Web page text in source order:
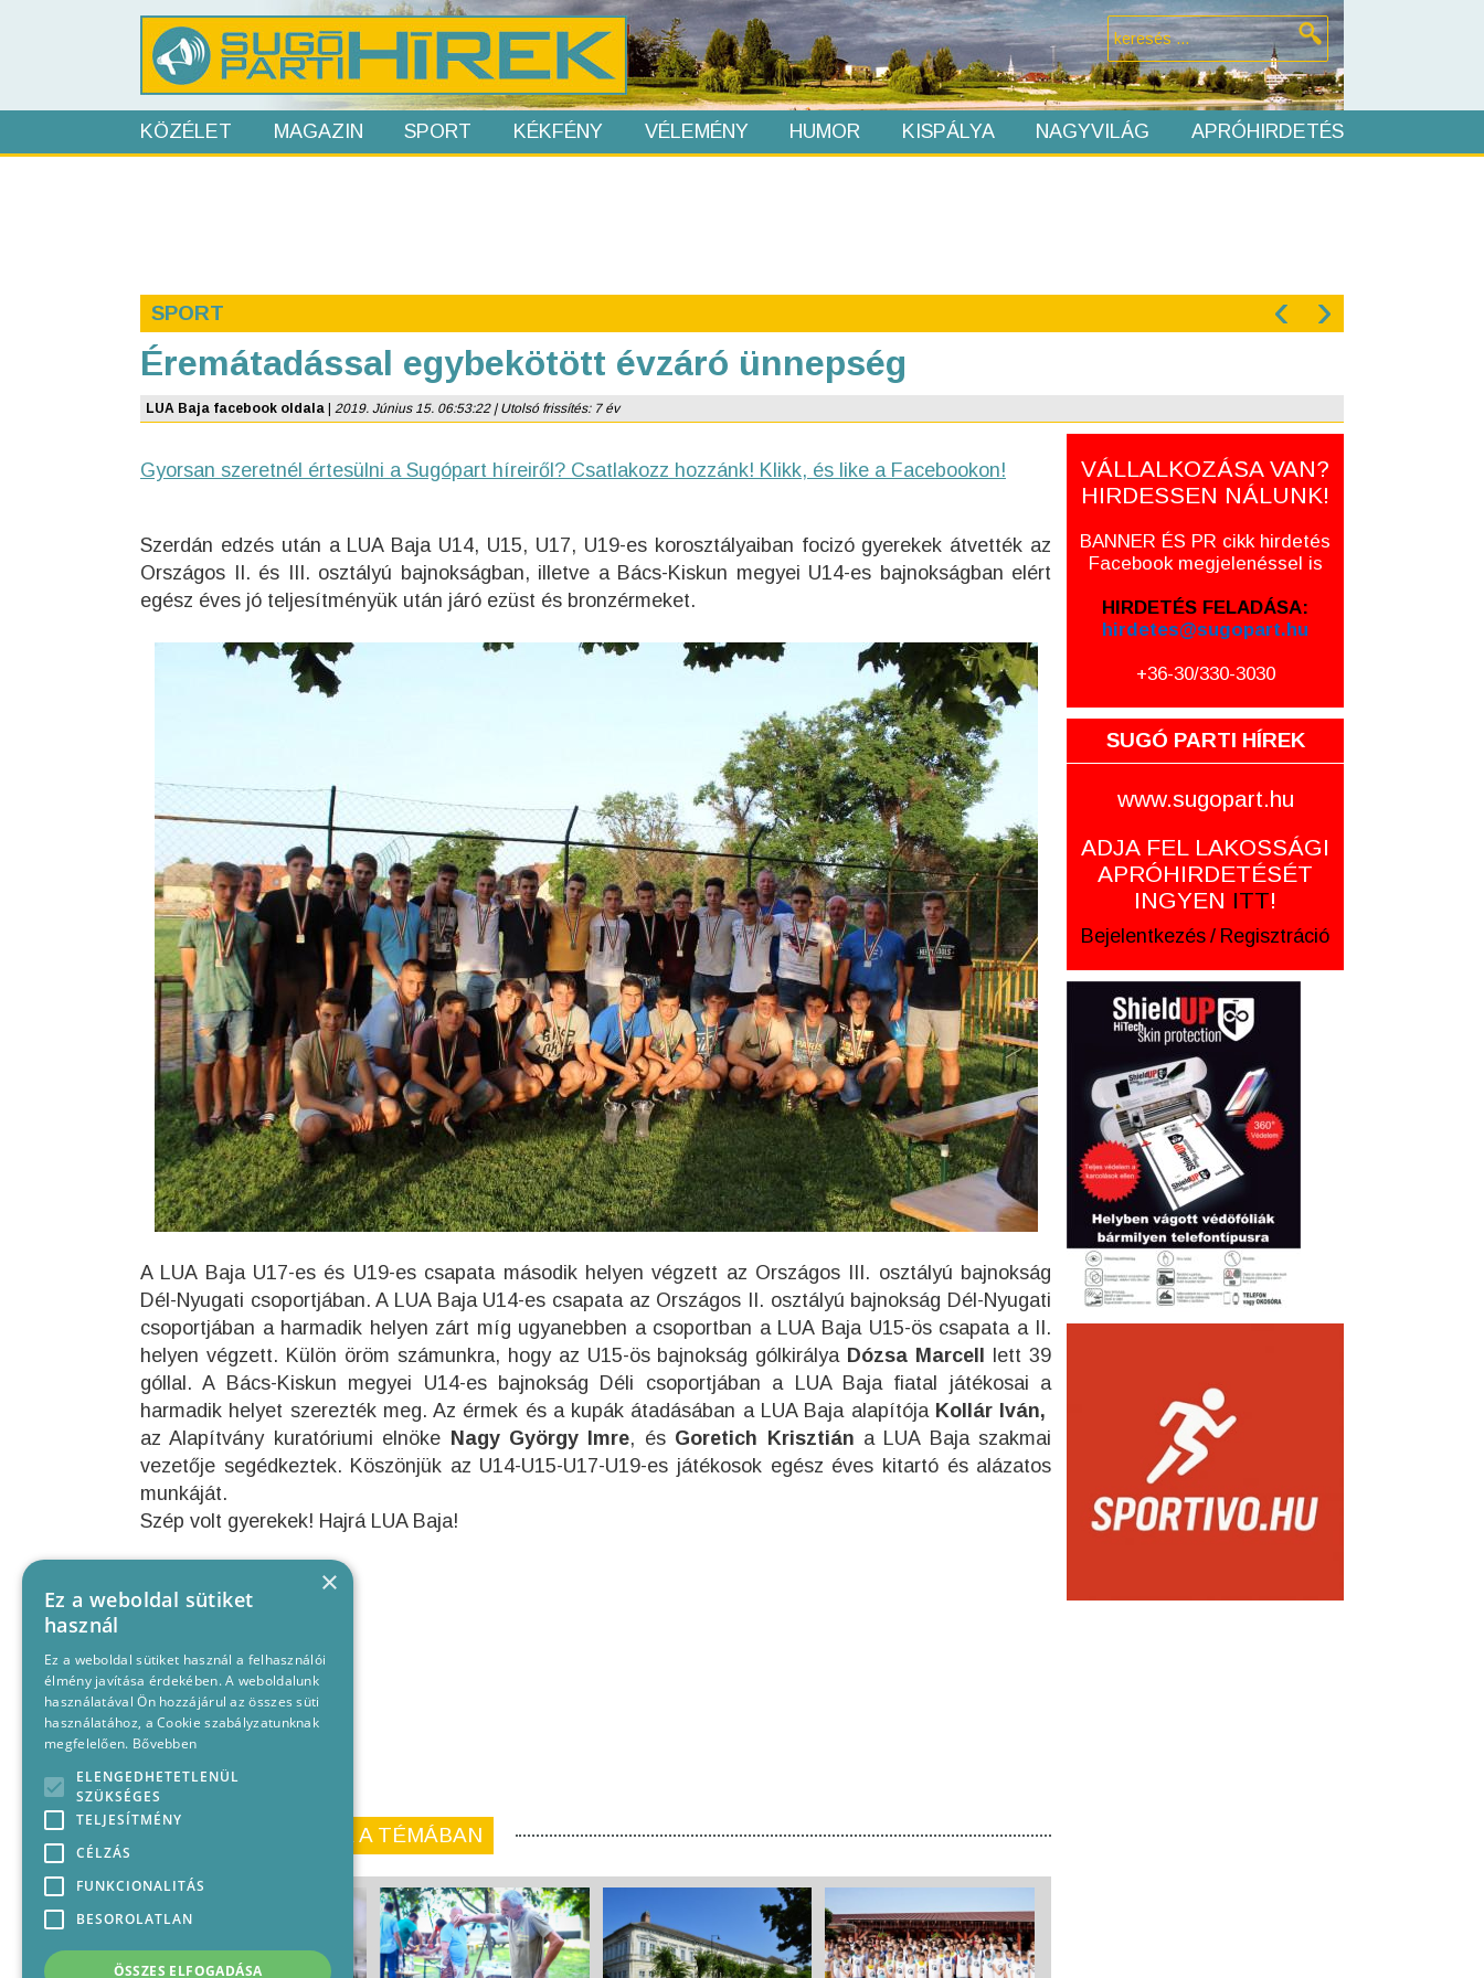
KÖZÉLET MAGAZIN SPORT KÉKFÉNY VÉLEMÉNY HUMOR KISPÁLYA NAGYVILÁG APRÓHIRDETÉS
SPORT ‹ ›
Éremátadással egybekötött évzáró ünnepség
LUA Baja facebook oldala 2019. Június 15. 06:53:22 | Utolsó frissítés: 7 év
Gyorsan szeretnél értesülni a Sugópart híreiről? Csatlakozz hozzánk! Klikk, és like a Facebookon!
Szerdán edzés után a LUA Baja U14, U15, U17, U19-es korosztályaiban focizó gyerekek átvették az
Országos II. és III. osztályú bajnokságban, illetve a Bács-Kiskun megyei U14-es bajnokságban elért
egész éves jó teljesítményük után járó ezüst és bronzérmeket.
A LUA Baja U17-es és U19-es csapata második helyen végzett az Országos III. osztályú bajnokság
Dél-Nyugati csoportjában. A LUA Baja U14-es csapata az Országos II. osztályú bajnokság Dél-Nyugati
csoportjában a harmadik helyen zárt míg ugyanebben a csoportban a LUA Baja U15-ös csapata a II.
helyen végzett. Külön öröm számunkra, hogy az U15-ös bajnokság gólkirálya Dózsa Marcell
lett 39
góllal. A Bács-Kiskun megyei U14-es bajnokság Déli csoportjában a LUA Baja fiatal játékosai a
harmadik helyet szerezték meg. Az érmek és a kupák átadásában a LUA Baja alapítója Kollár Iván,
az Alapítvány kuratóriumi elnöke Nagy György Imre, és Goretich Krisztián a LUA Baja szakmai
vezetője segédkeztek. Köszönjük az U14-U15-U17-U19-es játékosok egész éves kitartó és alázatos
munkáját.
Szép volt gyerekek! Hajrá LUA Baja!
KORÁBBI CIKKEINK A TÉMÁBAN
VÁLLALKOZÁSA VAN?
HIRDESSEN NÁLUNK!
BANNER ÉS PR cikk hirdetés
Facebook megjelenéssel is
HIRDETÉS FELADÁSA:
hirdetes@sugopart.hu
+36-30/330-3030
SUGÓ PARTI HÍREK
www.sugopart.hu
ADJA FEL LAKOSSÁGI
APRÓHIRDETÉSÉT
INGYEN ITT!
Bejelentkezés / Regisztráció
×
Ez a weboldal sütiket
használ
Ez a weboldal sütiket használ a felhasználói
élmény javítása érdekében. A weboldalunk
használatával Ön hozzájárul az összes süti
használatához, a Cookie szabályzatunknak
megfelelően. Bővebben
ELENGEDHETETLENÜL
SZÜKSÉGES
TELJESÍTMÉNY
CÉLZÁS
FUNKCIONALITÁS
BESOROLATLAN
ÖSSZES ELFOGADÁSA